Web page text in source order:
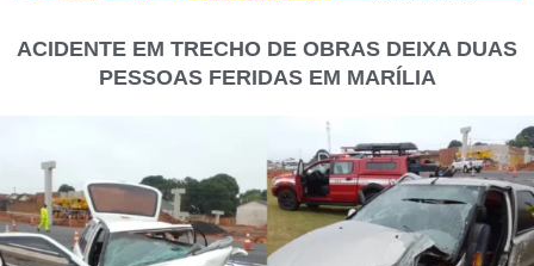
ACIDENTE EM TRECHO DE OBRAS DEIXA DUAS
PESSOAS FERIDAS EM MARÍLIA